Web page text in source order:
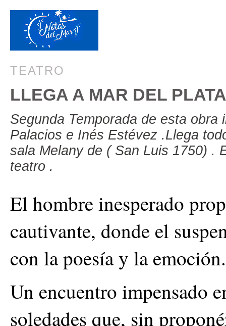
TEATRO
LLEGA A MAR DEL
Segunda Temporada de esta
Palacios e Inés Estévez .Llega
sala Melany de ( San Luis 1750) .
teatro .
El hombre inesperado
cautivante, donde el
con la poesía y la emoción.
Un encuentro impensado
soledades que, sin